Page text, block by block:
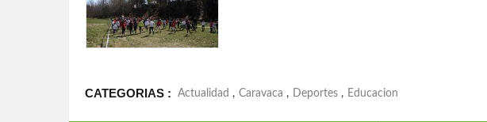
CATEGORIAS : Actualidad , Caravaca , Deportes , Educacion